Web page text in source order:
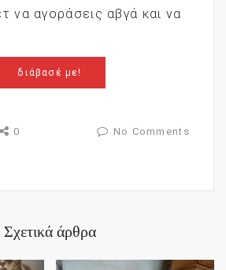
να αγοράσεις αβγά και να
διάβασέ με!
0 No Comments
Σχετικά άρθρα